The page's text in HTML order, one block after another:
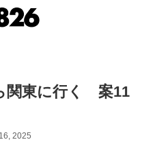
関東に行く 案11
2025